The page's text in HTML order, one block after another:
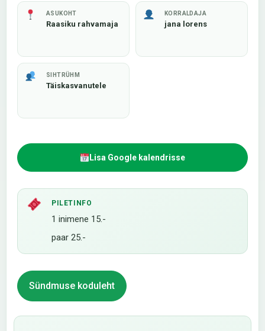
ASUKOHT
Raasiku rahvamaja
KORRALDAJA
jana lorens
SIHTRÜHM
Täiskasvanutele
Lisa Google kalendrisse
PILETINFO
1 inimene 15.-
paar 25.-
Sündmuse koduleht